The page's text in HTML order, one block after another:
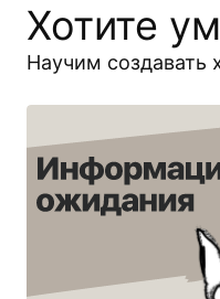
Хотите
Научим создавать